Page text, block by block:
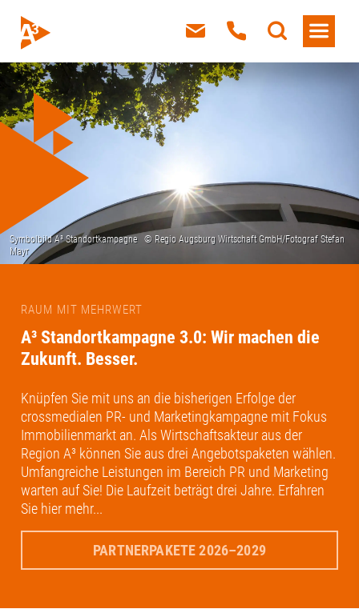
RAUM MIT MEHRWERT
A³ Standortkampagne 3.0: Wir machen die
Zukunft. Besser.
Knüpfen Sie mit uns an die bisherigen Erfolge der
crossmedialen PR- und Marketingkampagne mit Fokus
Immobilienmarkt an. Als Wirtschaftsakteur aus der
Region A³ können Sie aus drei Angebotspaketen wählen.
Umfangreiche Leistungen im Bereich PR und Marketing
warten auf Sie! Die Laufzeit beträgt drei Jahre. Erfahren
Sie hier mehr...
PARTNERPAKETE 2026–2029